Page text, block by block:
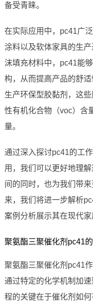
备受青睐。
在实际应用中，pc41广
涂料以及软体家具的生
沫填充材料中，pc41能
构，从而提高产品的舒
生产环保型胶黏剂，这
性有机化合物（voc）含
量。
通过深入探讨pc41的工
用，我们可以更好地理
间的同时，也为我们带
来，我们将进一步解析
案例分析展示其在现代家
聚氨酯三聚催化剂pc41
聚氨酯三聚催化剂pc41
通过特定的化学机制加
程的关键在于催化剂如